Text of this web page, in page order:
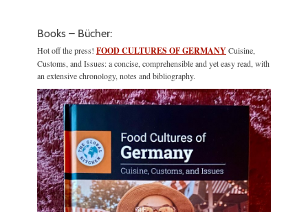
Books – Bücher:
Hot off the press! FOOD CULTURES OF GERMANYCuisine,
Customs, and Issues: a concise, comprehensible and yet easy read, with
an extensive chronology, notes and bibliography.